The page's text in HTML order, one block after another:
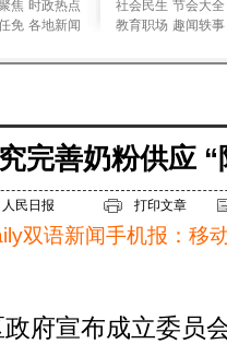
焦 时政热点
免 各地新闻
社会民生 节会大全
教育职场 趣闻轶事
完善奶粉供应
民日报 打印文章
双语新闻手机报：移
府宣布成立委员